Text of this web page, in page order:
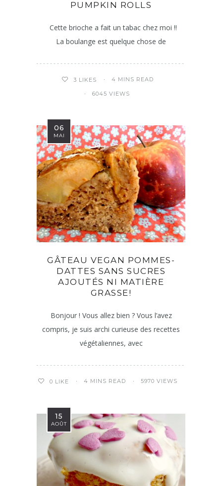
PUMPKIN ROLLS
Cette brioche a fait un tabac chez moi !!
La boulange est quelque chose de
3 LIKES 4 MINS READ
6045 VIEWS
06
MAI
GÂTEAU VEGAN POMMES-
DATTES SANS SUCRES
AJOUTÉS NI MATIÈRE
GRASSE!
Bonjour ! Vous allez bien ? Vous l’avez
compris, je suis archi curieuse des recettes
végétaliennes, avec
0 LIKE 4 MINS READ 5970 VIEWS
15
AOÛT